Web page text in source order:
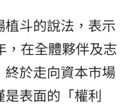
斗的說法，表示
，在全體夥伴及志
於走向資本市場
表面的「權利